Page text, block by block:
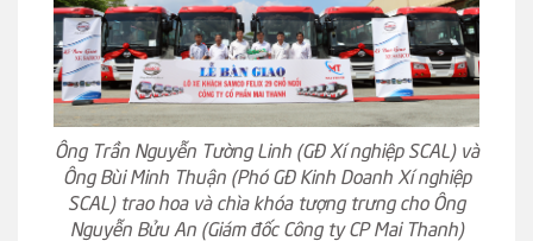
Ông Trần Nguyễn Tường Linh (GĐ Xí nghiệp SCAL) và
Ông Bùi Minh Thuận (Phó GĐ Kinh Doanh Xí nghiệp
SCAL) trao hoa và chìa khóa tượng trưng cho Ông
Nguyễn Bửu An (Giám đốc Công ty CP Mai Thanh)